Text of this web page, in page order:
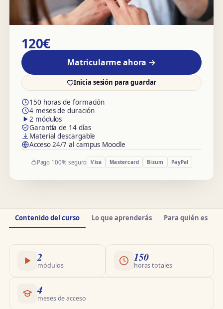
120€
Matricularme ahora →
Inicia sesión para guardar
150 horas de formación
4 meses de duración
2 módulos
Garantía de 14 días
Material descargable
Acceso 24/7 al campus Moodle
Pago 100% seguro Visa Mastercard Bizum PayPal
Información
del
Contenido del curso Lo que aprenderás Para quién es
2
módulos
150
horas totales
4
meses de acceso